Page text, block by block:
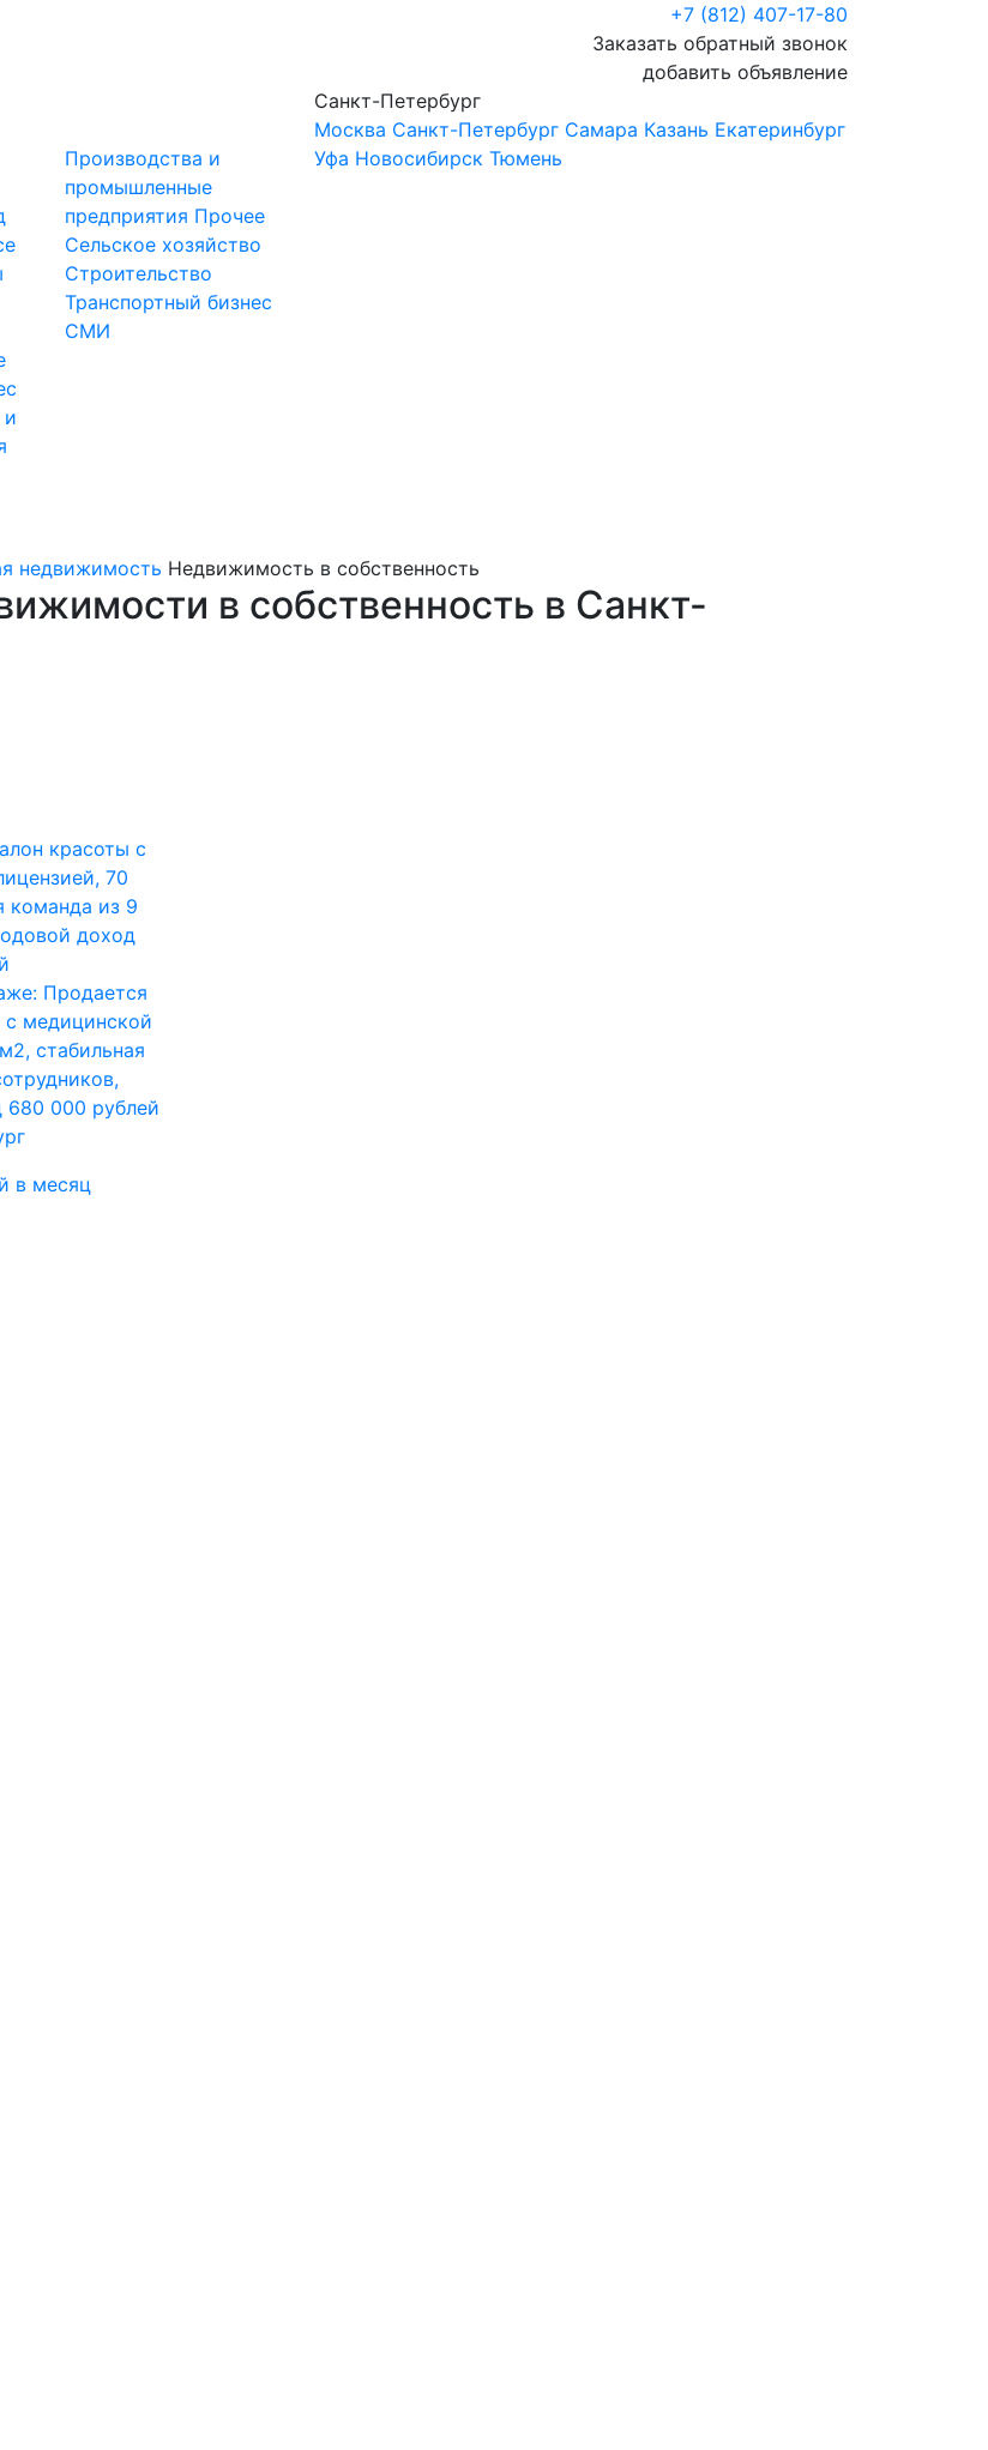
+7 (812) 407-17-80
Заказать обратный звонок
добавить объявление
и
Производства и
промышленные
предприятия Прочее
Сельское хозяйство
Строительство
Транспортный бизнес
СМИ
Санкт-Петербург
Москва Санкт-Петербург Самара Казань Екатеринбург
Уфа Новосибирск Тюмень
недвижимость Недвижимость в собственность
в собственность в Санкт-
Продается
с медицинской
стабильная
680 000 рублей
в месяц